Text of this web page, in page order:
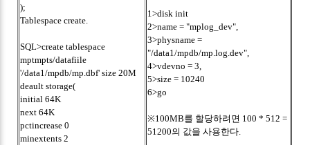
);
Tablespace create.
SQL>create tablespace
mptmpts/datafiile
'/data1/mpdb/mp.dbf' size 20M
deault storage(
initial 64K
next 64K
pctincrease 0
minextents 2
1>disk init
2>name = "mplog_dev",
3>physname =
"/data1/mpdb/mp.log.dev",
4>vdevno = 3,
5>size = 10240
6>go
※100MB를 할당하려면 100 * 512 =
51200의 값을 사용한다.